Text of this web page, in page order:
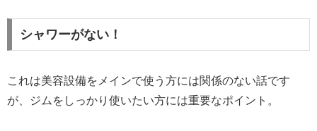
シャワーがない！
これは美容設備をメインで使う方には関係のない話です
が、ジムをしっかり使いたい方には重要なポイント。